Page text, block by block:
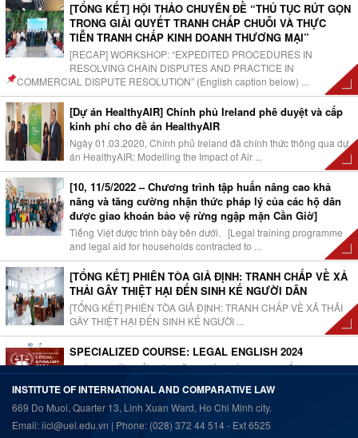
[TỔNG KẾT] HỘI THẢO CHUYÊN ĐỀ “THỦ TỤC RÚT GỌN
TRONG GIẢI QUYẾT TRANH CHẤP CHUỖI VÀ THỰC
TIỄN TRANH CHẤP KINH DOANH THƯƠNG MẠI”
[RECAP] WORKSHOP: “EXPEDITED PROCEDURES IN
RESOLVING CHAIN DISPUTES AND PRACTICE IN
COMMERCIAL DISPUTE RESOLUTION” (English caption below) ...
[Dự án HealthyAIR] Chính phủ Ireland phê duyệt và cấp
kinh phí cho đề án HealthyAIR
Ngày 01.03.2020, Chính phủ Ireland đã chính thức thông qua dự
án HealthyAIR: Modelling the Impact of Air ...
[10, 11/5/2022 – Chương trình tập huấn nâng cao khả
năng và tăng cường nhận thức pháp lý của các hộ dân
được giao khoán bảo vệ rừng ngập mặn Cần Giờ]
Tiếng Việt được trình bày bên dưới. [Legal training programme
and legal aid for households contracted to ...
[TỔNG KẾT] PHIÊN TÒA GIẢ ĐỊNH: TRANH CHẤP VỀ XẢ
THẢI GÂY THIỆT HẠI ĐẾN SINH KẾ NGƯỜI DÂN
[TỔNG KẾT] PHIÊN TÒA GIẢ ĐỊNH: TRANH CHẤP VỀ XẢ THẢI
GÂY THIỆT HẠI ĐẾN SINH KẾ NGƯỜI ...
SPECIALIZED COURSE: LEGAL ENGLISH 2024
CHÍNH THỨC MỞ ĐƠN ĐĂNG KÝ KHÓA HỌC NGẮN HẠN:
Thông báo chiêu sinh: UEL Summer School 2018
INSTITUTE OF INTERNATIONAL AND COMPARATIVE LAW
669 Do Muoi, Quarter 13, Linh Xuan Ward, Ho Chi Minh city.
Email: iicl@uel.edu.vn | Phone: (028) 372 44 514 - Ext 6525